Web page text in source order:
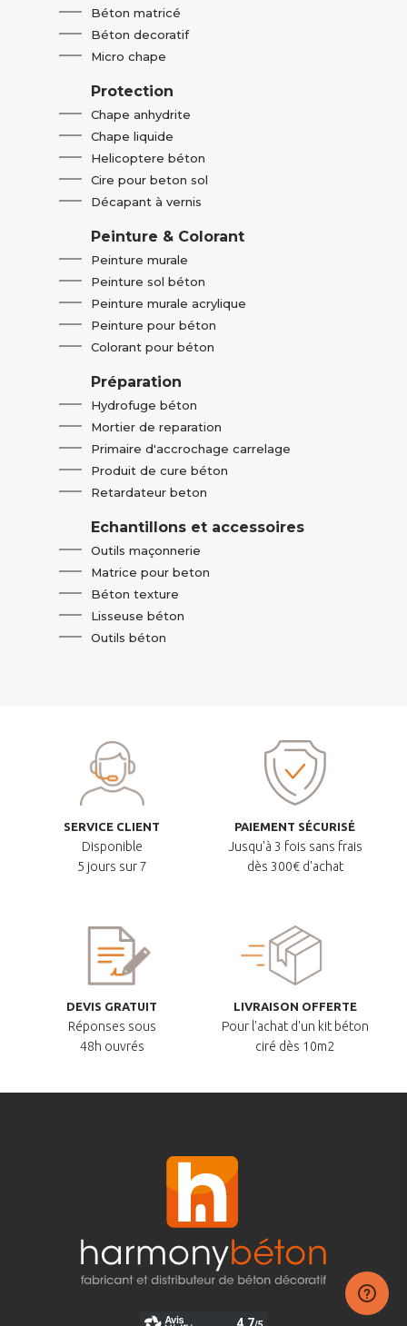
Béton matricé
Béton decoratif
Micro chape
Protection
Chape anhydrite
Chape liquide
Helicoptere béton
Cire pour beton sol
Décapant à vernis
Peinture & Colorant
Peinture murale
Peinture sol béton
Peinture murale acrylique
Peinture pour béton
Colorant pour béton
Préparation
Hydrofuge béton
Mortier de reparation
Primaire d'accrochage carrelage
Produit de cure béton
Retardateur beton
Echantillons et accessoires
Outils maçonnerie
Matrice pour beton
Béton texture
Lisseuse béton
Outils béton
SERVICE CLIENT
Disponible
5 jours sur 7
PAIEMENT SÉCURISÉ
Jusqu'à 3 fois sans frais
dès 300€ d'achat
DEVIS GRATUIT
Réponses sous
48h ouvrés
LIVRAISON OFFERTE
Pour l'achat d'un kit béton
ciré dès 10m2